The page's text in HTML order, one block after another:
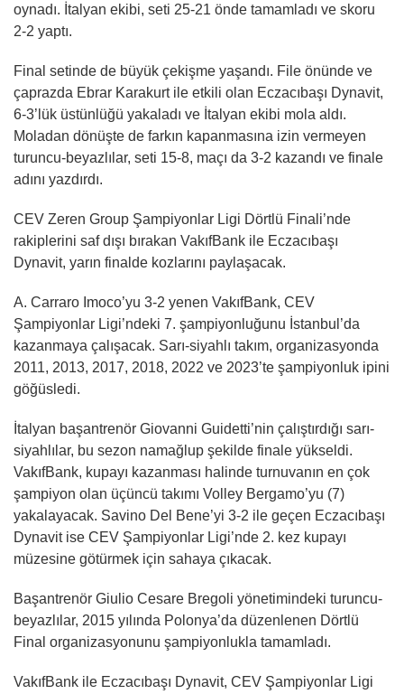
oynadı. İtalyan ekibi, seti 25-21 önde tamamladı ve skoru
2-2 yaptı.
Final setinde de büyük çekişme yaşandı. File önünde ve
çaprazda Ebrar Karakurt ile etkili olan Eczacıbaşı Dynavit,
6-3’lük üstünlüğü yakaladı ve İtalyan ekibi mola aldı.
Moladan dönüşte de farkın kapanmasına izin vermeyen
turuncu-beyazlılar, seti 15-8, maçı da 3-2 kazandı ve finale
adını yazdırdı.
CEV Zeren Group Şampiyonlar Ligi Dörtlü Finali’nde
rakiplerini saf dışı bırakan VakıfBank ile Eczacıbaşı
Dynavit, yarın finalde kozlarını paylaşacak.
A. Carraro Imoco’yu 3-2 yenen VakıfBank, CEV
Şampiyonlar Ligi’ndeki 7. şampiyonluğunu İstanbul’da
kazanmaya çalışacak. Sarı-siyahlı takım, organizasyonda
2011, 2013, 2017, 2018, 2022 ve 2023’te şampiyonluk ipini
göğüsledi.
İtalyan başantrenör Giovanni Guidetti’nin çalıştırdığı sarı-
siyahlılar, bu sezon namağlup şekilde finale yükseldi.
VakıfBank, kupayı kazanması halinde turnuvanın en çok
şampiyon olan üçüncü takımı Volley Bergamo’yu (7)
yakalayacak. Savino Del Bene’yi 3-2 ile geçen Eczacıbaşı
Dynavit ise CEV Şampiyonlar Ligi’nde 2. kez kupayı
müzesine götürmek için sahaya çıkacak.
Başantrenör Giulio Cesare Bregoli yönetimindeki turuncu-
beyazlılar, 2015 yılında Polonya’da düzenlenen Dörtlü
Final organizasyonunu şampiyonlukla tamamladı.
VakıfBank ile Eczacıbaşı Dynavit, CEV Şampiyonlar Ligi